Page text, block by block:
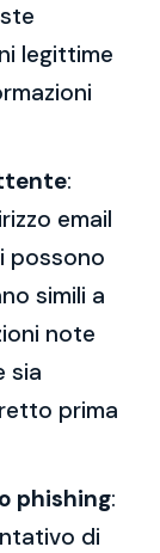
legittime
:
email
possono
simili a
note
sia
prima
phishing:
di